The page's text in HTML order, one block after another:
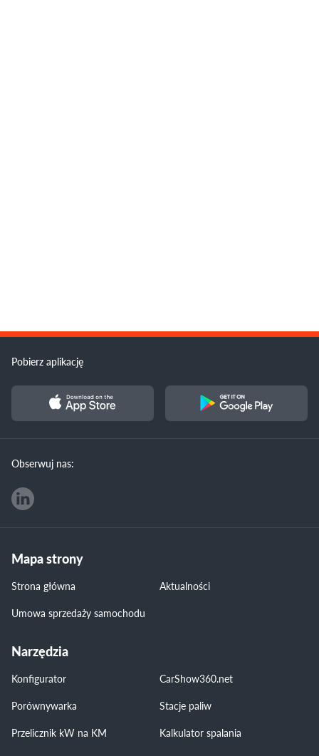
Pobierz aplikację
Obserwuj nas:
Mapa strony
Strona główna
Aktualności
Umowa sprzedaży samochodu
Narzędzia
Konfigurator
CarShow360.net
Porównywarka
Stacje paliw
Przelicznik kW na KM
Kalkulator spalania